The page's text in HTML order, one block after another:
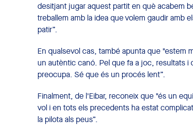
desitjant jugar aquest partit en què acabem
treballem amb la idea que volem gaudir amb
patir”.
En qualsevol cas, també apunta que "estem
un autèntic canó. Pel que fa a joc, resultats
preocupa. Sé que és un procés lent”.
Finalment, de l'Eibar, reconeix que "és un
vol i en tots els precedents ha estat
la pilota als peus”.